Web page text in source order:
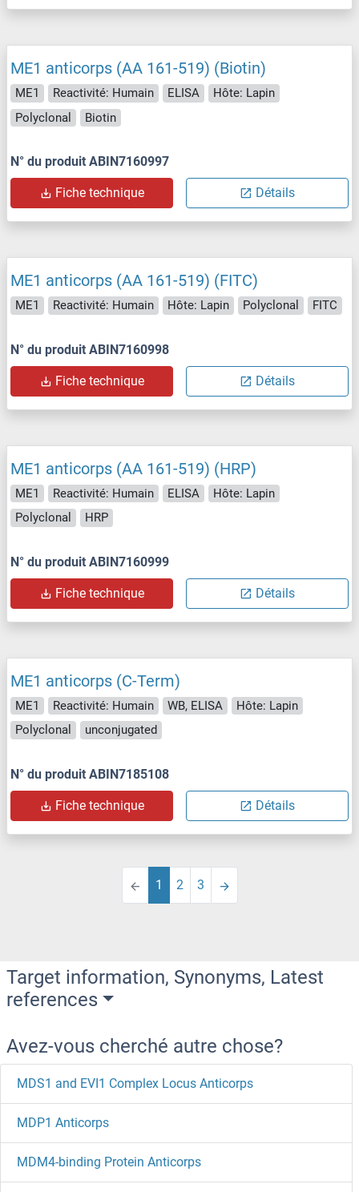
ME1 anticorps (AA 161-519) (Biotin)
ME1 Reactivité: Humain ELISA
Hôte: Lapin
Polyclonal
Biotin
N° du produit ABIN7160997
Fiche technique Détails
ME1 anticorps (AA 161-519) (FITC)
ME1 Reactivité: Humain Hôte: Lapin Polyclonal FITC
N° du produit ABIN7160998
Fiche technique Détails
ME1 anticorps (AA 161-519) (HRP)
ME1 Reactivité: Humain ELISA
Hôte: Lapin
Polyclonal
HRP
N° du produit ABIN7160999
Fiche technique Détails
ME1 anticorps (C-Term)
ME1 Reactivité: Humain WB, ELISA
Hôte: Lapin
Polyclonal
unconjugated
N° du produit ABIN7185108
Fiche technique Détails
1 2 3
Target information, Synonyms, Latest
references
Avez-vous cherché autre chose?
MDS1 and EVI1 Complex Locus Anticorps
MDP1 Anticorps
MDM4-binding Protein Anticorps